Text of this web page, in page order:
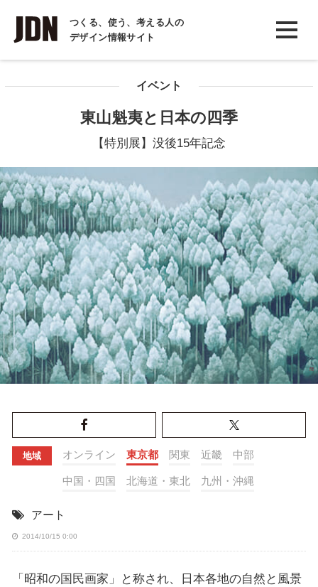
つくる、使う、考える人の
デザイン情報サイト
INTERVIEW
インタビュー
COLUMN
イベント
東山魁夷と日本の四季
【特別展】没後15年記念
地域 オンライン 東京都 関東 近畿 中部
中国・四国 北海道・東北 九州・沖縄
アート
2014/10/15 0:00
「昭和の国民画家」と称され、日本各地の自然と風景